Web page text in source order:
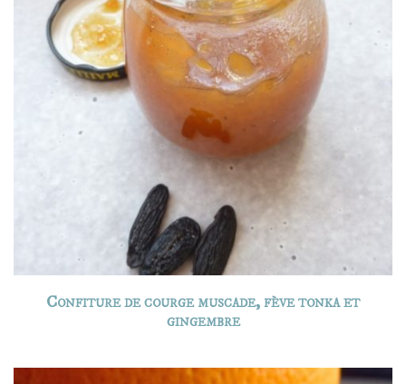
Confiture de courge muscade, fève tonka et
gingembre